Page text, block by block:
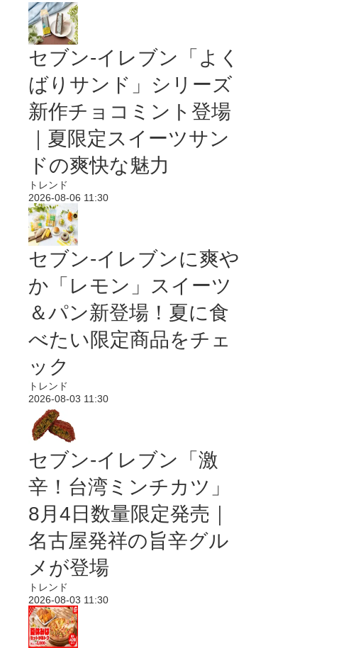
セブン‐イレブン「よく
ばりサンド」シリーズ
新作チョコミント登場
｜夏限定スイーツサン
ドの爽快な魅力
トレンド
2026-08-06 11:30
セブン‐イレブンに爽や
か「レモン」スイーツ
＆パン新登場！夏に食
べたい限定商品をチェ
ック
トレンド
2026-08-03 11:30
セブン-イレブン「激
辛！台湾ミンチカツ」
8月4日数量限定発売｜
名古屋発祥の旨辛グル
メが登場
トレンド
2026-08-03 11:30